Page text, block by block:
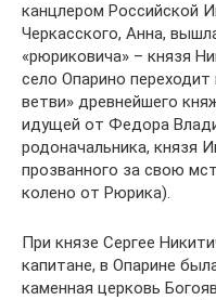
канцлером Российской
Черкасского, Анна,
«рюриковича» – князя
село Опарино
ветви» древнейшего
идущей от Федора
родоначальника, князя
прозванного за свою
колено от Рюрика).
При князе Сергее
капитане, в Опарине
каменная церковь